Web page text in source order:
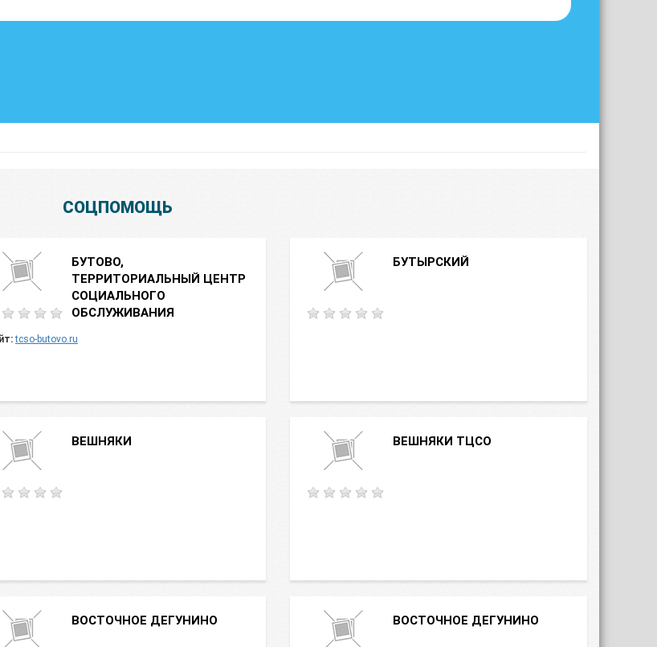
СОЦПОМОЩЬ
БУТОВО,
ТЕРРИТОРИАЛЬНЫЙ ЦЕНТР
СОЦИАЛЬНОГО
ОБСЛУЖИВАНИЯ
tcso-butovo.ru
БУТЫРСКИЙ
ВЕШНЯКИ ВЕШНЯКИ ТЦСО
ВОСТОЧНОЕ ДЕГУНИНО ВОСТОЧНОЕ ДЕГУНИНО